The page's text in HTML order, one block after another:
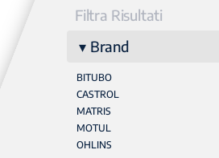
Filtra Risultati
Brand
BITUBO
CASTROL
MATRIS
MOTUL
OHLINS